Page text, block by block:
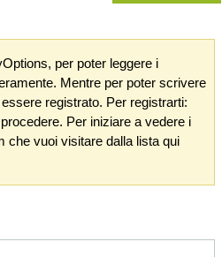
per poter leggere i
Mentre per poter scrivere
registrato. Per registrarti:
Per iniziare a vedere i
che vuoi visitare dalla lista qui